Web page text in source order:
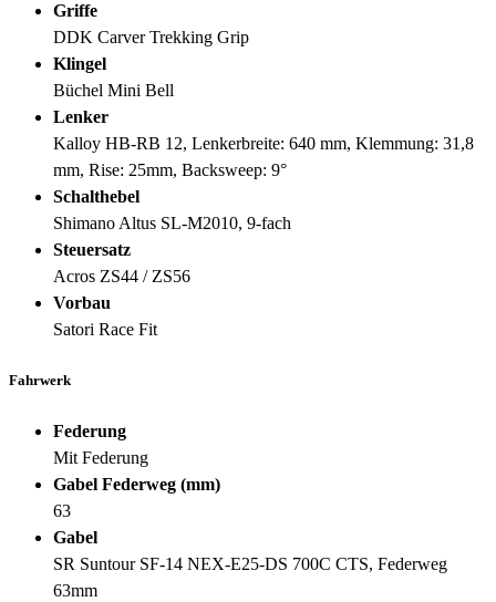
Griffe
DDK Carver Trekking Grip
Klingel
Büchel Mini Bell
Lenker
Kalloy HB-RB 12, Lenkerbreite: 640 mm, Klemmung: 31,8
mm, Rise: 25mm, Backsweep: 9°
Schalthebel
Shimano Altus SL-M2010, 9-fach
Steuersatz
Acros ZS44 / ZS56
Vorbau
Satori Race Fit
Fahrwerk
Federung
Mit Federung
Gabel Federweg (mm)
63
Gabel
SR Suntour SF-14 NEX-E25-DS 700C CTS, Federweg
63mm